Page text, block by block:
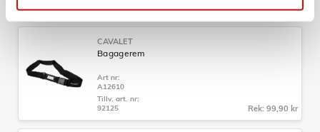
CAVALET
Bagagerem
Art nr:
A12610
Tillv. art. nr:
92125
Rek: 99,90 kr